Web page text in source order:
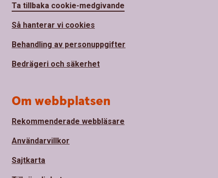
Ta tillbaka cookie-medgivande
Så hanterar vi cookies
Behandling av personuppgifter
Bedrägeri och säkerhet
Om webbplatsen
Rekommenderade webbläsare
Användarvillkor
Sajtkarta